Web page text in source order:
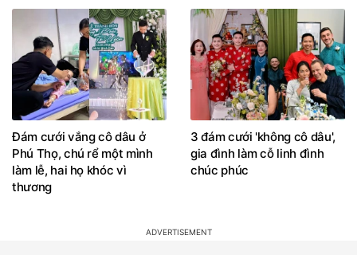
Đám cưới vắng cô dâu ở
Phú Thọ, chú rể một mình
làm lễ, hai họ khóc vì
thương
3 đám cưới 'không cô dâu',
gia đình làm cỗ linh đình
chúc phúc